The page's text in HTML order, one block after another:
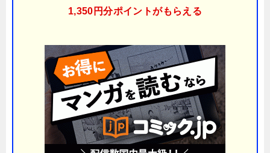
1,350円分ポイントがもらえる